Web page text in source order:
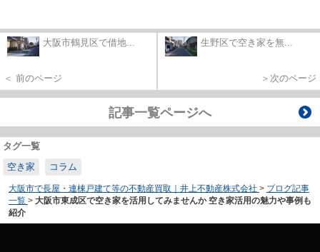
大阪市鶴見区で借地...
＜ 前のページ
生野区で空き家を無...
＞次のページ
記事一覧ページへ
タグ一覧
空き家
コラム
大阪市で長屋・連棟戸建て等の不動産買取｜井上不動産株式会社 > ブログ記事
一覧 > 大阪市東成区で空き家を活用してみませんか 空き家活用の魅力や事例も
紹介